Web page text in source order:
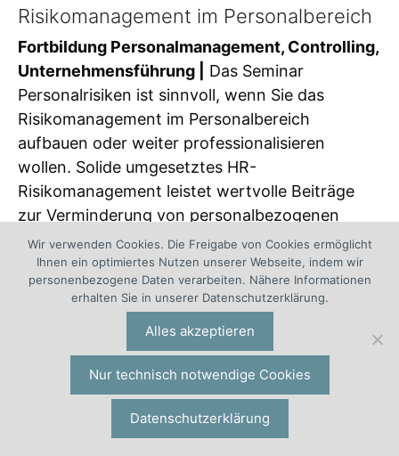
Risikomanagement im Personalbereich
Fortbildung Personalmanagement, Controlling,
Unternehmensführung |
Das Seminar
Personalrisiken ist sinnvoll, wenn Sie das
Risikomanagement im Personalbereich
aufbauen oder weiter professionalisieren
wollen. Solide umgesetztes HR-
Risikomanagement leistet wertvolle Beiträge
zur Verminderung von personalbezogenen
Risiken, die dem Unternehmen großen Schaden
zufügen können. Doch
Personalrisikomanagement stärkt auch die
Wettbewerbsposition des Unternehmens: Wenn
Sie es systematisch und strukturiert anpacken,
wird sich Ihr Personalrisikomanagement durch
respektable Beiträge zur Wertschöpfung
Risikomanagement), 2-tägig, in Präsenz, als
Wir verwenden Cookies. Die Freigabe von Cookies ermöglicht
Ihnen ein optimiertes Nutzen unserer Webseite, indem wir
personenbezogene Daten verarbeiten. Nähere Informationen
erhalten Sie in unserer Datenschutzerklärung.
Alles akzeptieren
Nur technisch notwendige Cookies
Datenschutzerklärung